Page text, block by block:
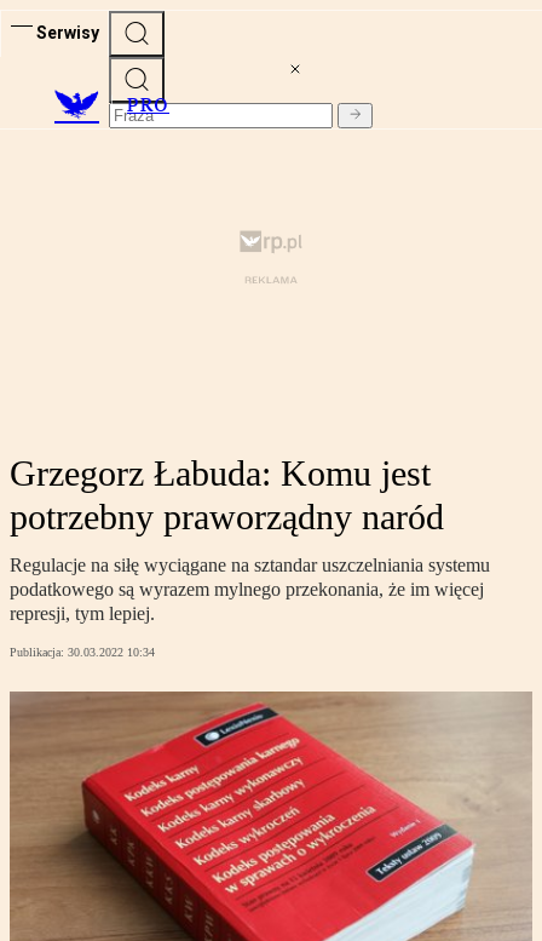
Serwisy
PRO
Grzegorz Łabuda: Komu jest
potrzebny praworządny naród
Regulacje na siłę wyciągane na sztandar uszczelniania systemu
podatkowego są wyrazem mylnego przekonania, że im więcej
represji, tym lepiej.
Publikacja: 30.03.2022 10:34